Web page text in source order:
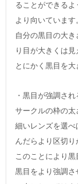
ることができる
より向いています
自分の黒目の大
り目が大きくは見
とにかく黒目を大
・黒目が強調され
サークルの枠の太
細いレンズを選
んだらより区切り
このことにより黒
黒目をより強調